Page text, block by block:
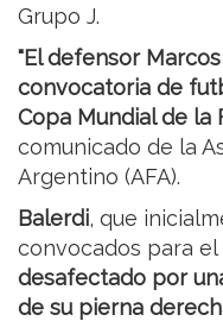
Grupo J.
"El defensor
convocatoria de
Copa Mundial de la
comunicado de la
Argentino (AFA).
Balerdi, que
convocados para el
desafectado por
de su pierna